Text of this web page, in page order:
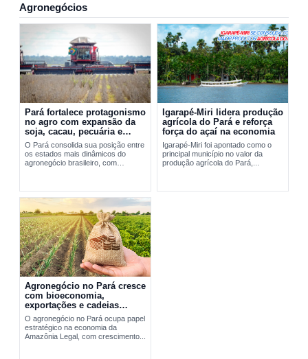
Agronegócios
Pará fortalece protagonismo
no agro com expansão da
soja, cacau, pecuária e
exportações
O Pará consolida sua posição entre
os estados mais dinâmicos do
agronegócio brasileiro, com
Igarapé-Miri lidera produção
agrícola do Pará e reforça
força do açaí na economia
Igarapé-Miri foi apontado como o
principal município no valor da
produção agrícola do Pará,...
Agronegócio no Pará cresce
com bioeconomia,
exportações e cadeias
produtivas estratégicas
O agronegócio no Pará ocupa papel
estratégico na economia da
Amazônia Legal, com crescimento...